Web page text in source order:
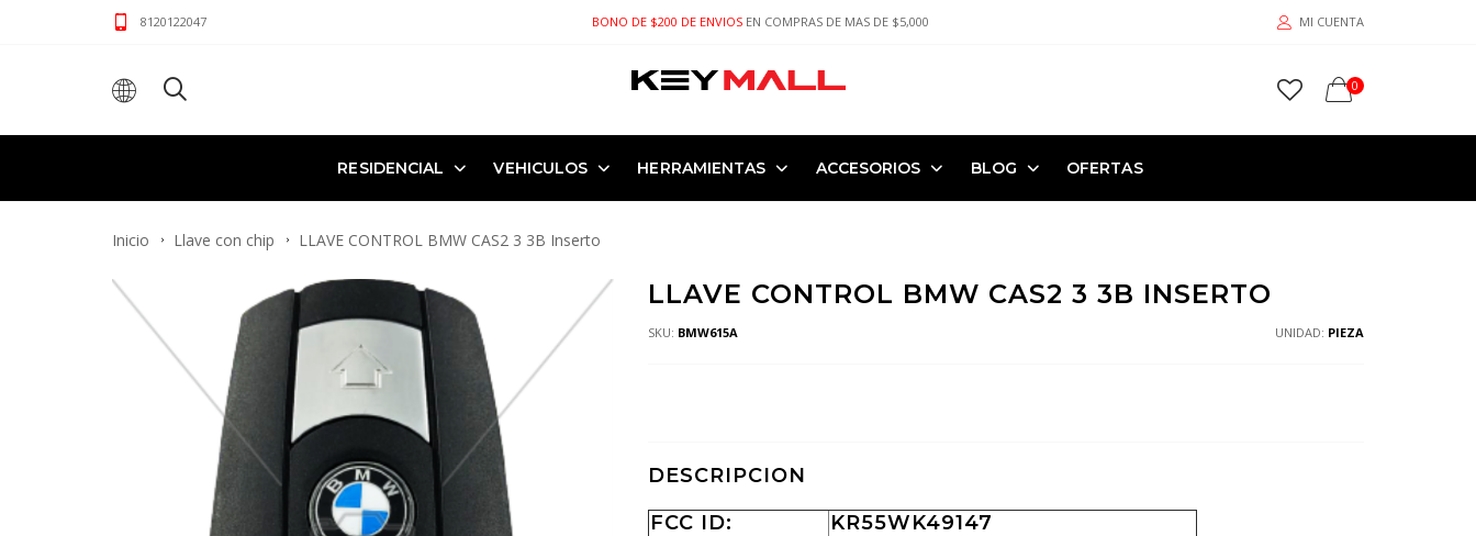
8120122047 BONO DE $200 DE ENVIOS EN COMPRAS DE MAS DE $5,000 MI CUENTA
0
RESIDENCIAL VEHICULOS HERRAMIENTAS ACCESORIOS BLOG OFERTAS
Inicio Llave con chip LLAVE CONTROL BMW CAS2 3 3B Inserto
LLAVE CONTROL BMW CAS2 3 3B INSERTO
SKU: BMW615A UNIDAD: PIEZA
DESCRIPCION
FCC ID:
KR55WK49147